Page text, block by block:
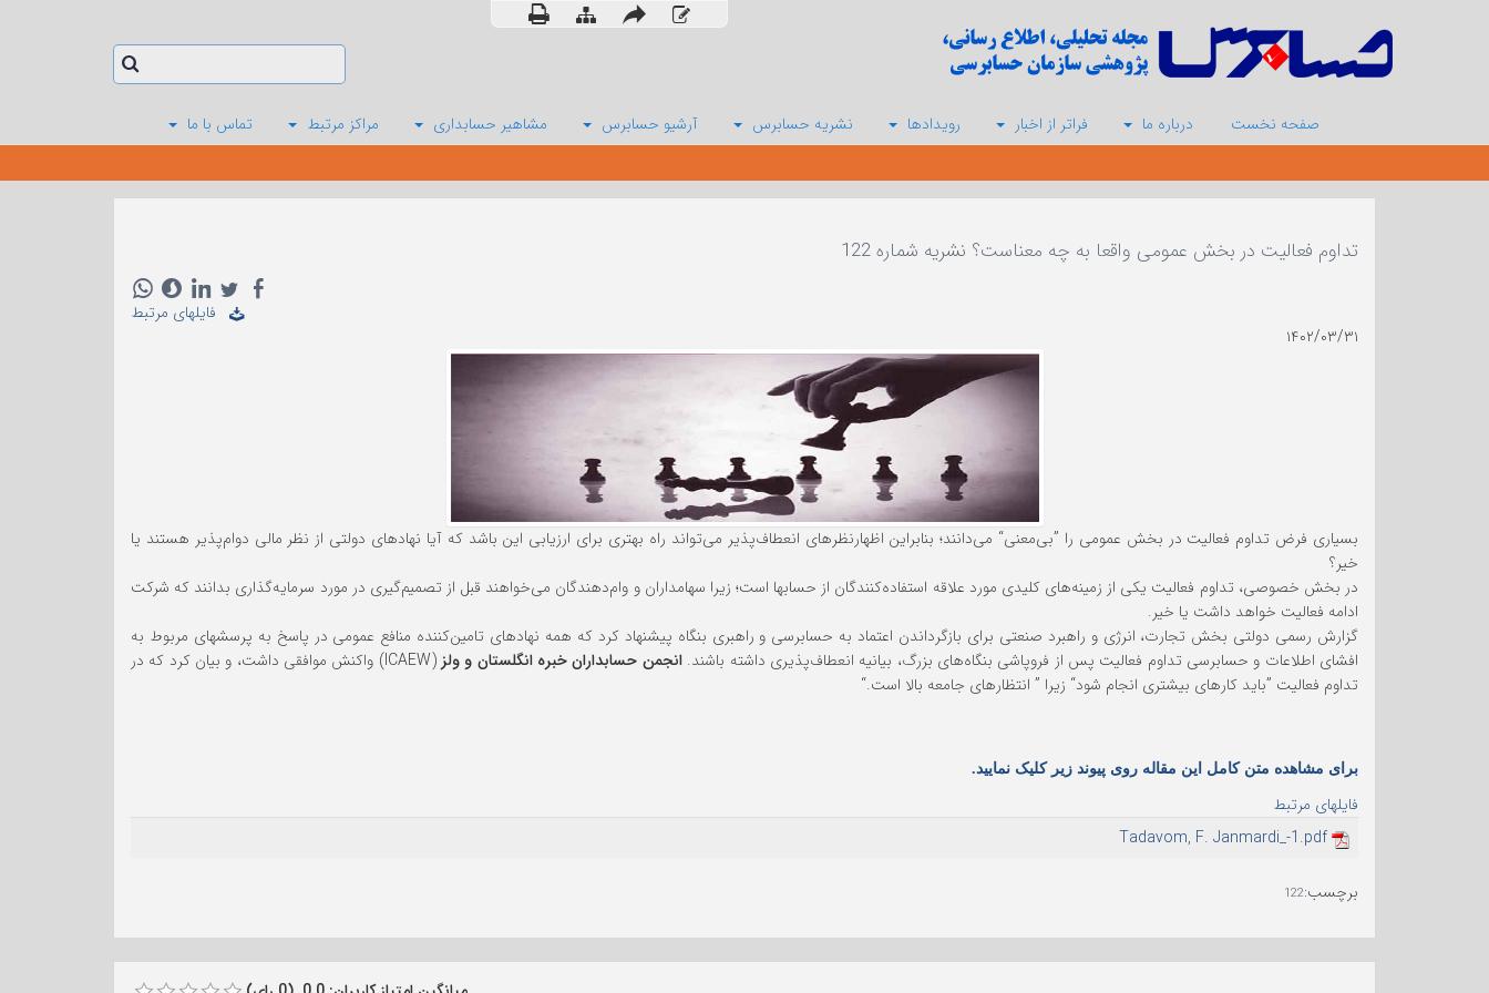
صفحه نخست درباره ما فراتر از اخبار رویدادها نشریه حسابرس آرشیو حسابرس مشاهیر حسابداری مراکز مرتبط تماس با ما
تداوم فعالیت در بخش عمومی واقعا به چه معناست؟ نشریه شماره 122
فایلهای مرتبط
۱۴۰۲/۰۳/۳۱
بسیاری فرض تداوم فعالیت در بخش عمومی را ”بی‌معنی“ می‌دانند؛ بنابراین اظهارنظرهای انعطاف‌پذیر می‌تواند راه بهتری برای ارزیابی این باشد که آیا نهادهای دولتی از نظر مالی دوام‌پذیر هستند یا
خیر؟
در بخش خصوصی، تداوم فعالیت یکی از زمینه‌های کلیدی مورد علاقه استفاده‌کنندگان از حسابها است؛ زیرا سهامداران و وام‌دهندگان می‌خواهند قبل از تصمیم‌گیری در مورد سرمایه‌گذاری بدانند که شرکت
ادامه فعالیت خواهد داشت یا خیر.
گزارش رسمی دولتی بخش تجارت، انرژی و راهبرد صنعتی برای بازگرداندن اعتماد به حسابرسی و راهبری بنگاه پیشنهاد کرد که همه نهادهای تامین‌کننده منافع عمومی در پاسخ به پرسشهای مربوط به
افشای اطلاعات و حسابرسی تداوم فعالیت پس از فروپاشی بنگاه‌های بزرگ، بیانیه انعطاف‌پذیری داشته باشند.انجمن حسابداران خبره انگلستان و ولز
(ICAEW) واکنش موافقی داشت، و بیان کرد که در
تداوم فعالیت ”باید کارهای بیشتری انجام شود“ زیرا ” انتظارهای جامعه بالا است.“
برای مشاهده متن کامل این مقاله روی پیوند زیر کلیک نمایید.
فایلهای مرتبط
Tadavom, F. Janmardi_-1.pdf
برچسب:
122